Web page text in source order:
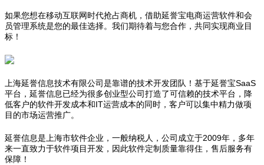
如果您想在移动互联网时代抢占商机，借助延誉宝电商运营软件和会
员管理系统是您的最佳选择。我们期待着与您合作，共同实现商业目
标！
上海延誉信息技术有限公司是靠谱的技术开发团队！基于延誉宝SaaS
平台，延誉信息已经为很多创业型公司打造了可信赖的技术平台，降
低客户的软件开发成本和IT运营成本的同时，客户可以集中精力做项
目的市场运营推广。
延誉信息是上海市软件企业，一般纳税人，公司成立于2009年，多年
来一直致力于软件项目开发，因此软件定制质量靠得住，售后服务有
保障！